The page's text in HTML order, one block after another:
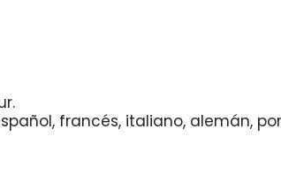
francés, italiano, alemán,